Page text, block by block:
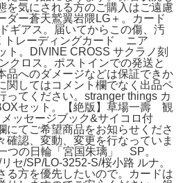
を気にされる方のご購入はご遠慮
ダー蒼天鷲翼岩隈LG＋。カード
アス。届いてからこの傷、汚
トレーディングカード ニア
。DIVINE CROSS サクラノ刻
クロス。ポストインでの発送と
品へのダメージなどは保証できか
関してはコメント欄でなく出品ペ
ってください。stranger things カ
セット。【絶版】草場一壽 観
ッセージブック&サイコロ付
にてご希望商品をお知らせくださ
確認、変動、変更を行なっていま
つの日輪「宮国朱璃」 SP。
セ/SP/LO-3252-S/桜小路 ルナ。
る方を優先したいので。カードは